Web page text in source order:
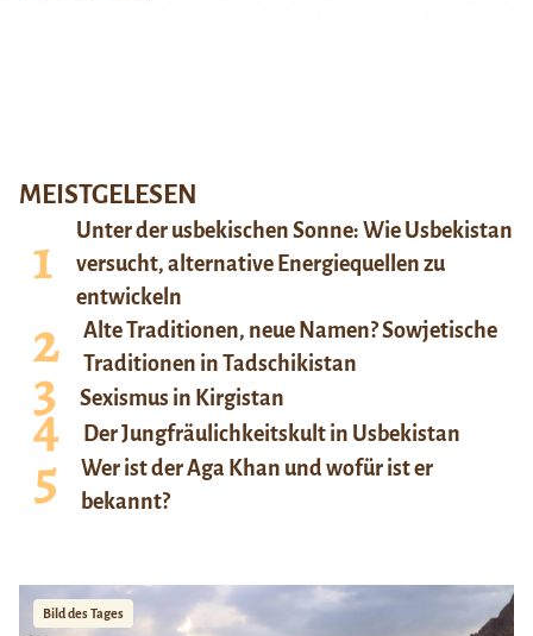
MEISTGELESEN
Unter der usbekischen Sonne: Wie Usbekistan
versucht, alternative Energiequellen zu
entwickeln
Alte Traditionen, neue Namen? Sowjetische
Traditionen in Tadschikistan
Sexismus in Kirgistan
Der Jungfräulichkeitskult in Usbekistan
Wer ist der Aga Khan und wofür ist er
bekannt?
Bild des Tages